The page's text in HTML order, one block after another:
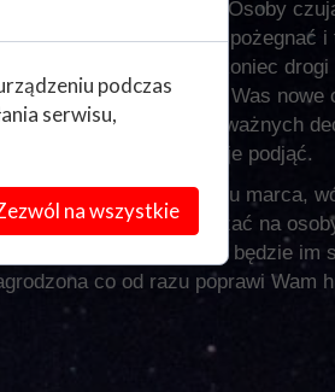
będzie czas zwolnień. Osoby
okresie czasu z nią pożegnać i
bowiem to nie będzie koniec
kwietnia czeka Was nowe
czas na podejmowanie ważnych
będzie można je podjąć.
na ostatnim tygodniu marca,
ważne będzie by uważać na
do celu. Nie warto będzie im
co od razu poprawi Wam
podczas
serwisu,
na wszystkie